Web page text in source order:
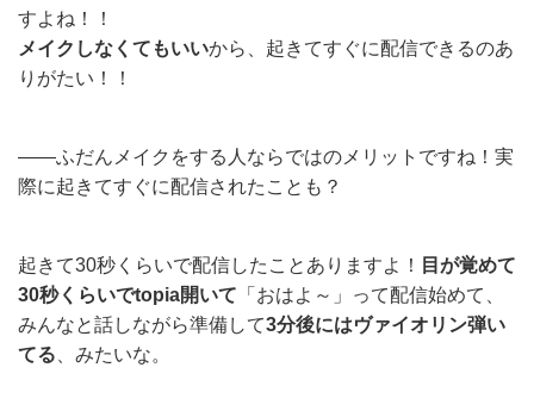
すよね！！
メイクしなくてもいいから、起きてすぐに配信できるのあ
りがたい！！
——ふだんメイクをする人ならではのメリットですね！実
際に起きてすぐに配信されたことも？
起きて30秒くらいで配信したことありますよ！
目が覚めて
30秒くらいでtopia開いて 「おはよ～」って配信始めて、
みんなと話しながら準備して3分後にはヴァイオリン弾い
てる 、みたいな。